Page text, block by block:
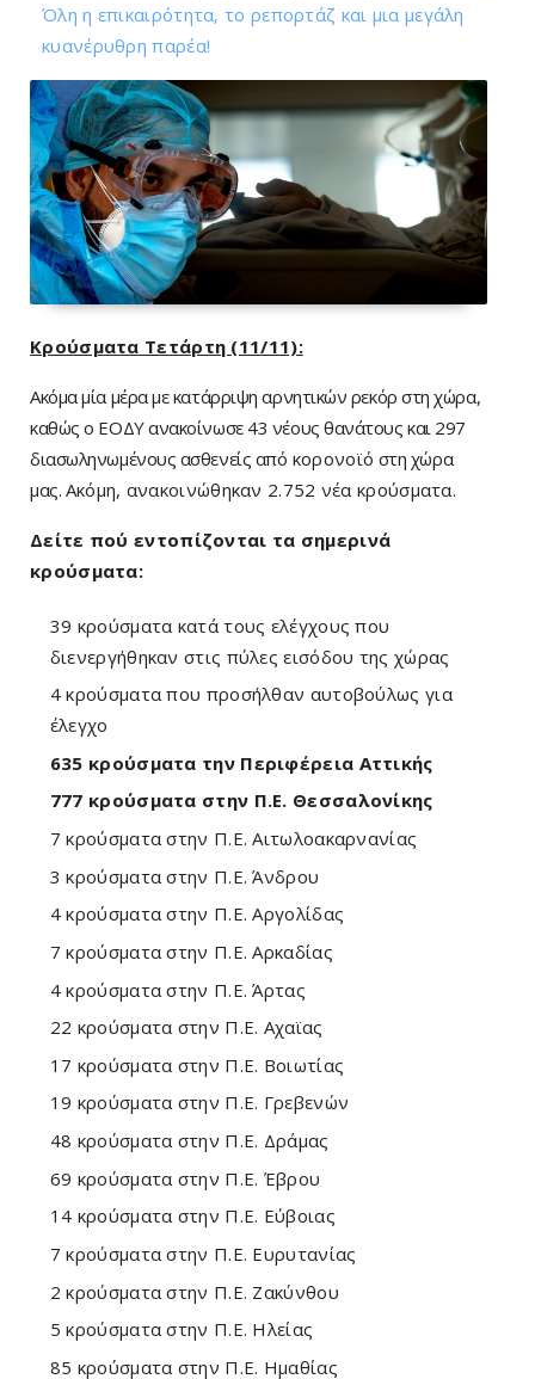
Όλη η επικαιρότητα, το ρεπορτάζ και μια μεγάλη
κυανέρυθρη παρέα!
Κρούσματα Τετάρτη (11/11):
Ακόμα μία μέρα με κατάρριψη αρνητικών ρεκόρ στη χώρα,
καθώς ο ΕΟΔΥ ανακοίνωσε 43 νέους θανάτους και 297
διασωληνωμένους ασθενείς από κορονοϊό στη χώρα
μας. Ακόμη, ανακοινώθηκαν 2.752 νέα κρούσματα.
Δείτε πού εντοπίζονται τα σημερινά
κρούσματα:
39 κρούσματα κατά τους ελέγχους που
διενεργήθηκαν στις πύλες εισόδου της χώρας
4 κρούσματα που προσήλθαν αυτοβούλως για
έλεγχο
635 κρούσματα την Περιφέρεια Αττικής
777 κρούσματα στην Π.Ε. Θεσσαλονίκης
7 κρούσματα στην Π.Ε. Αιτωλοακαρνανίας
3 κρούσματα στην Π.Ε. Άνδρου
4 κρούσματα στην Π.Ε. Αργολίδας
7 κρούσματα στην Π.Ε. Αρκαδίας
4 κρούσματα στην Π.Ε. Άρτας
22 κρούσματα στην Π.Ε. Αχαϊας
17 κρούσματα στην Π.Ε. Βοιωτίας
19 κρούσματα στην Π.Ε. Γρεβενών
48 κρούσματα στην Π.Ε. Δράμας
69 κρούσματα στην Π.Ε. Έβρου
14 κρούσματα στην Π.Ε. Εύβοιας
7 κρούσματα στην Π.Ε. Ευρυτανίας
2 κρούσματα στην Π.Ε. Ζακύνθου
5 κρούσματα στην Π.Ε. Ηλείας
85 κρούσματα στην Π.Ε. Ημαθίας